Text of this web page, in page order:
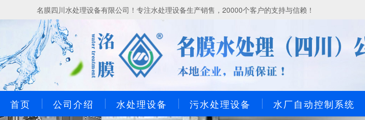
名膜四川水处理设备有限公司！专注水处理设备生产销售，20000个客户的支持与信赖！
首页 公司介绍 水处理设备 污水处理设备 水厂自动控制系统